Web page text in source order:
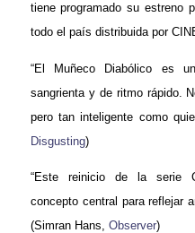
tiene programado su estreno
todo el país distribuida por
“El Muñeco Diabólico es
sangrienta y de ritmo rápido.
pero tan inteligente como
Disgusting)
“Este reinicio de la serie
concepto central para reflejar
(Simran Hans, Observer)